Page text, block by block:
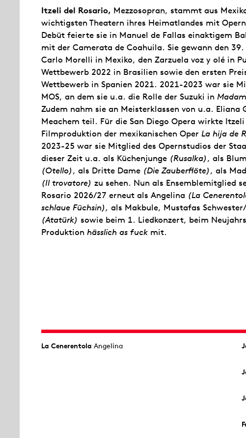
Itzeli del Rosario, Mezzosopran, stammt aus
wichtigsten Theatern ihres Heimatlandes mit
Debüt feierte sie in Manuel de Fallas einaktigem
mit der Camerata de Coahuila. Sie gewann den
Carlo Morelli in Mexiko, den Zarzuela voz y olé in
Wettbewerb 2022 in Brasilien sowie den ersten
Wettbewerb in Spanien 2021. 2021-2023 war sie
MOS, an dem sie u.a. die Rolle der Suzuki in
Zudem nahm sie an Meisterklassen von u.a. Eliana
Meachem teil. Für die San Diego Opera wirkte
Filmproduktion der mexikanischen Oper La hija de
2023-25 war sie Mitglied des Opernstudios der
dieser Zeit u.a. als Küchenjunge (Rusalka), als
(Otello), als Dritte Dame (Die Zauberflöte), als
(Il trovatore) zu sehen. Nun als Ensemblemitglied
Rosario 2026/27 erneut als Angelina (La
schlaue Füchsin), als Makbule, Mustafas
(Atatürk) sowie beim 1. Liedkonzert, beim
Produktion hässlich as fuck mit.
La Cenerentola Angelina